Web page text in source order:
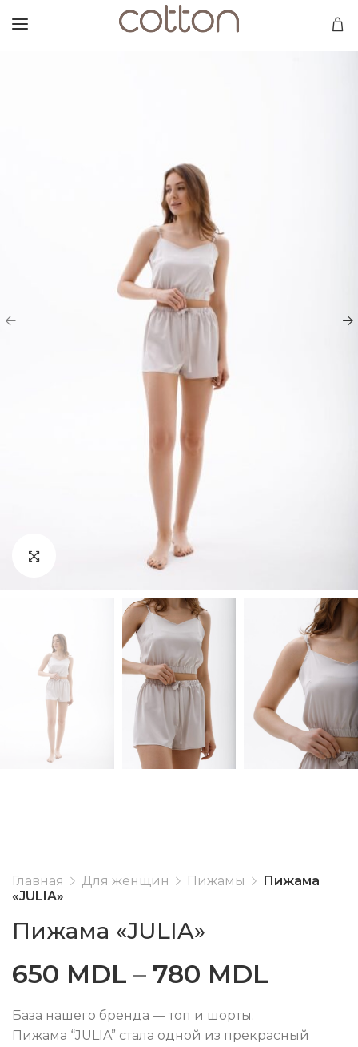
Главная Для женщин Пижамы
Пижама
«JULIA»
Пижама «JULIA»
650 MDL – 780 MDL
База нашего бренда — топ и шорты.
Пижама “JULIA” стала одной из прекрасный